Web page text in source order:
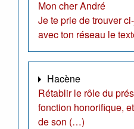
Mon cher André
Je te prie de trouver
avec ton réseau le
Hacène
Rétablir le rôle du
fonction honorifique,
de son (…)